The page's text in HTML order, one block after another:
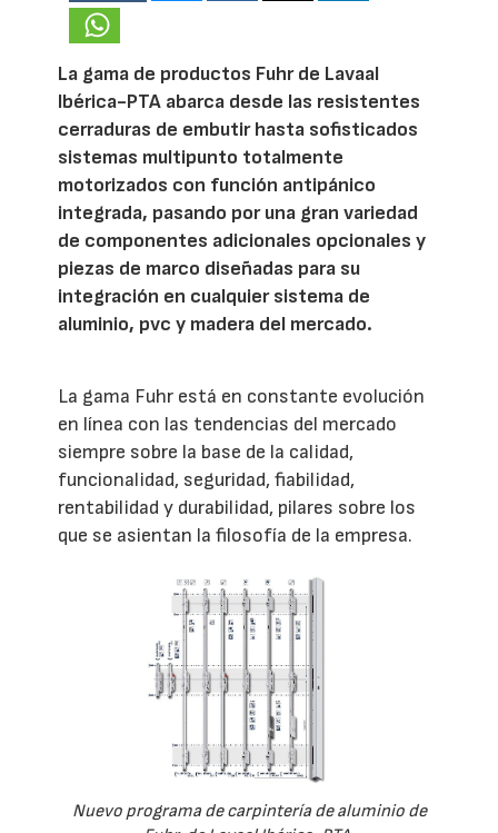
La gama de productos Fuhr de Lavaal
Ibérica-PTA abarca desde las resistentes
cerraduras de embutir hasta sofisticados
sistemas multipunto totalmente
motorizados con función antipánico
integrada, pasando por una gran variedad
de componentes adicionales opcionales y
piezas de marco diseñadas para su
integración en cualquier sistema de
aluminio, pvc y madera del mercado.
La gama Fuhr está en constante evolución
en línea con las tendencias del mercado
siempre sobre la base de la calidad,
funcionalidad, seguridad, fiabilidad,
rentabilidad y durabilidad, pilares sobre los
que se asientan la filosofía de la empresa.
Nuevo programa de carpintería de aluminio de